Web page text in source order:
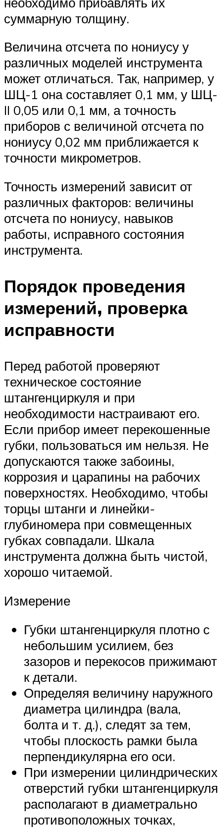
суммарную толщину.
Величина отсчета по нониусу у
различных моделей инструмента
может отличаться. Так, например, у
ШЦ-1 она составляет 0,1 мм, у ШЦ-
II 0,05 или 0,1 мм, а точность
приборов с величиной отсчета по
нониусу 0,02 мм приближается к
точности микрометров.
Точность измерений зависит от
различных факторов: величины
отсчета по нониусу, навыков
работы, исправного состояния
инструмента.
Порядок проведения
измерений, проверка
исправности
Перед работой проверяют
техническое состояние
штангенциркуля и при
необходимости настраивают его.
Если прибор имеет перекошенные
губки, пользоваться им нельзя. Не
допускаются также забоины,
коррозия и царапины на рабочих
поверхностях. Необходимо, чтобы
торцы штанги и линейки-
глубиномера при совмещенных
губках совпадали. Шкала
инструмента должна быть чистой,
хорошо читаемой.
Измерение
Губки штангенциркуля плотно с
небольшим усилием, без
зазоров и перекосов прижимают
к детали.
Определяя величину наружного
диаметра цилиндра (вала,
болта и т. д.), следят за тем,
чтобы плоскость рамки была
перпендикулярна его оси.
При измерении цилиндрических
отверстий губки штангенциркуля
располагают в диаметрально
противоположных точках,